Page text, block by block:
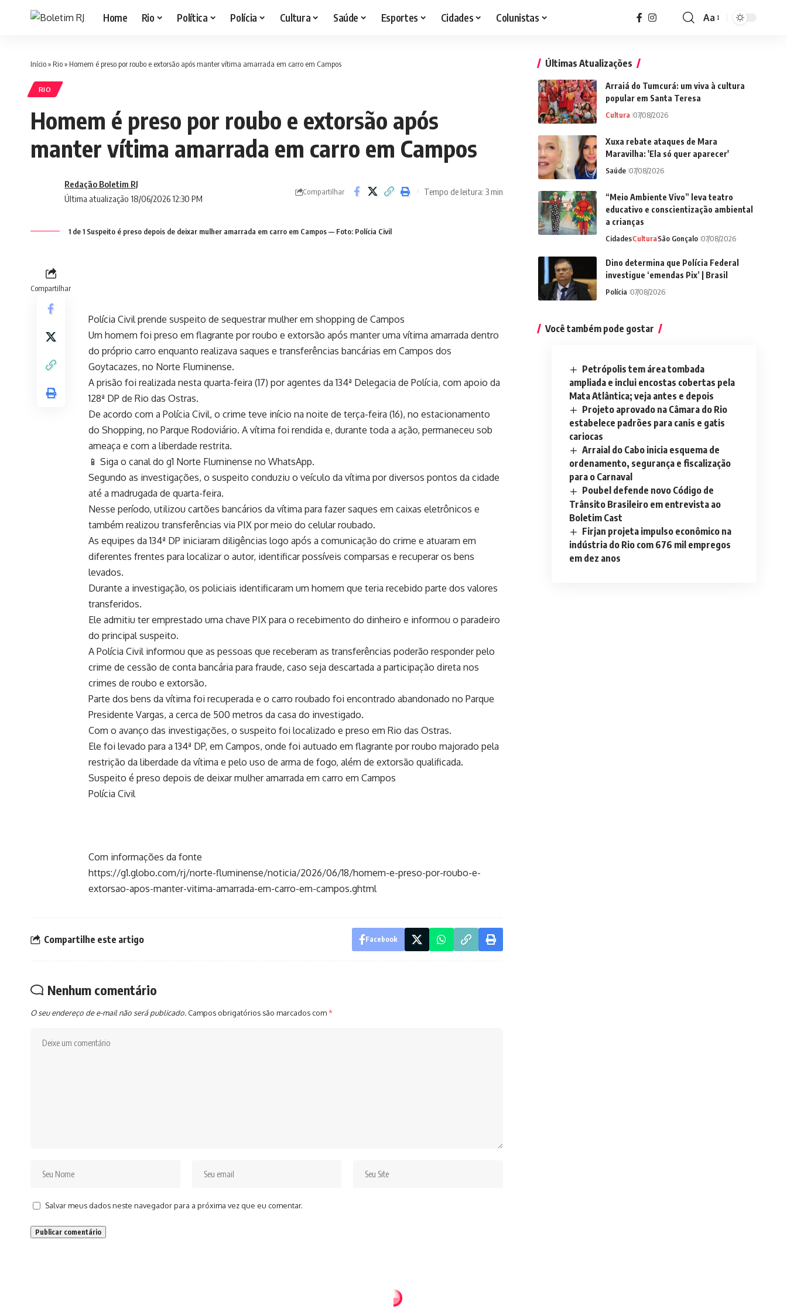
Home Rio Política Polícia Cultura Saúde Esportes Cidades Colunistas
Font
Aa
Início» Rio» Homem é preso por roubo e extorsão após manter vítima amarrada em carro em Campos
RIO
Homem é preso por roubo e extorsão após
manter vítima amarrada em carro em Campos
Última atualização 18/06/2026 12:30 PM
Redação Boletim RJ
Compartilhar Tempo de leitura: 3 min
1 de 1 Suspeito é preso depois de deixar mulher amarrada em carro em Campos — Foto: Polícia Civil
Compartilhar
Polícia Civil prende suspeito de sequestrar mulher em shopping de Campos
Um homem foi preso em flagrante por roubo e extorsão após manter uma vítima amarrada dentro
do próprio carro enquanto realizava saques e transferências bancárias em Campos dos
Goytacazes, no Norte Fluminense.
A prisão foi realizada nesta quarta-feira (17) por agentes da 134ª Delegacia de Polícia, com apoio da
128ª DP de Rio das Ostras.
De acordo com a Polícia Civil, o crime teve início na noite de terça-feira (16), no estacionamento
do Shopping, no Parque Rodoviário. A vítima foi rendida e, durante toda a ação, permaneceu sob
ameaça e com a liberdade restrita.
📱 Siga o canal do g1 Norte Fluminense no WhatsApp.
Segundo as investigações, o suspeito conduziu o veículo da vítima por diversos pontos da cidade
até a madrugada de quarta-feira.
Nesse período, utilizou cartões bancários da vítima para fazer saques em caixas eletrônicos e
também realizou transferências via PIX por meio do celular roubado.
As equipes da 134ª DP iniciaram diligências logo após a comunicação do crime e atuaram em
diferentes frentes para localizar o autor, identificar possíveis comparsas e recuperar os bens
levados.
Durante a investigação, os policiais identificaram um homem que teria recebido parte dos valores
transferidos.
Ele admitiu ter emprestado uma chave PIX para o recebimento do dinheiro e informou o paradeiro
do principal suspeito.
A Polícia Civil informou que as pessoas que receberam as transferências poderão responder pelo
crime de cessão de conta bancária para fraude, caso seja descartada a participação direta nos
crimes de roubo e extorsão.
Parte dos bens da vítima foi recuperada e o carro roubado foi encontrado abandonado no Parque
Presidente Vargas, a cerca de 500 metros da casa do investigado.
Com o avanço das investigações, o suspeito foi localizado e preso em Rio das Ostras.
Ele foi levado para a 134ª DP, em Campos, onde foi autuado em flagrante por roubo majorado pela
restrição da liberdade da vítima e pelo uso de arma de fogo, além de extorsão qualificada.
Suspeito é preso depois de deixar mulher amarrada em carro em Campos
Polícia Civil
Com informações da fonte
https://g1.globo.com/rj/norte-fluminense/noticia/2026/06/18/homem-e-preso-por-roubo-e-
extorsao-apos-manter-vitima-amarrada-em-carro-em-campos.ghtml
Compartilhe este artigo Facebook
Nenhum comentário
O seu endereço de e-mail não será publicado. Campos obrigatórios são marcados com*
Salvar meus dados neste navegador para a próxima vez que eu comentar.
Últimas Atualizações
Arraiá do Tumcurá: um viva à cultura
popular em Santa Teresa
Cultura 07/08/2026
Xuxa rebate ataques de Mara
Maravilha: 'Ela só quer aparecer'
Saúde 07/08/2026
“Meio Ambiente Vivo” leva teatro
educativo e conscientização ambiental
a crianças
CidadesCulturaSão Gonçalo 07/08/2026
Dino determina que Polícia Federal
investigue ‘emendas Pix’ | Brasil
Polícia 07/08/2026
Você também pode gostar
Petrópolis tem área tombada
ampliada e inclui encostas cobertas pela
Mata Atlântica; veja antes e depois
Projeto aprovado na Câmara do Rio
estabelece padrões para canis e gatis
cariocas
Arraial do Cabo inicia esquema de
ordenamento, segurança e fiscalização
para o Carnaval
Poubel defende novo Código de
Trânsito Brasileiro em entrevista ao
Boletim Cast
Firjan projeta impulso econômico na
indústria do Rio com 676 mil empregos
em dez anos